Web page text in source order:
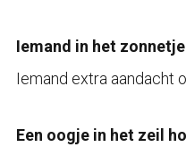
Iemand in het
Iemand extra aandacht
Een oogje in het zeil